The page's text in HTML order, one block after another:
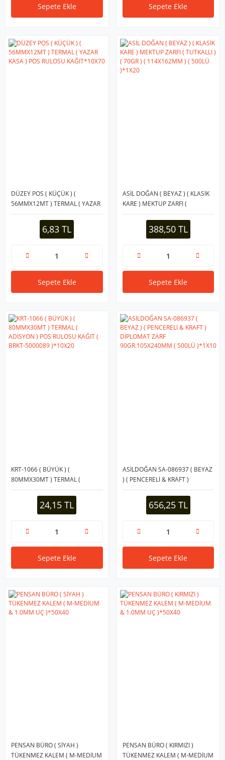
Sepete Ekle Sepete Ekle
DÜZEY POS ( KÜÇÜK ) (
56MMX12MT ) TERMAL ( YAZAR
KASA ) POS RULOSU
KAĞIT*10X706,83 TL
Sepete Ekle
ASİL DOĞAN ( BEYAZ ) ( KLASİK
KARE ) MEKTUP ZARFI (
TUTKALLI ) ( 70GR ) (
114X162MM ) ( 500LÜ )*1X20
388,50 TL
Sepete Ekle
KRT-1066 ( BÜYÜK ) (
80MMX30MT ) TERMAL (
ADİSYON ) POS RULOSU KAĞIT (
BRKT-5000089 )*10X20
24,15 TL
Sepete Ekle
ASİLDOĞAN SA-086937 ( BEYAZ
) ( PENCERELİ & KRAFT )
DİPLOMAT ZARF
90GR.105X240MM ( 500LÜ
656,25 TL
Sepete Ekle
PENSAN BÜRO ( SİYAH )
TÜKENMEZ KALEM ( M-MEDİUM
PENSAN BÜRO ( KIRMIZI )
TÜKENMEZ KALEM ( M-MEDİUM